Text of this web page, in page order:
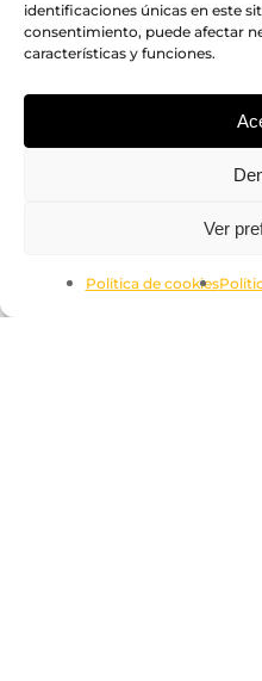
identificaciones únicas en este
consentimiento, puede afectar
características y funciones.
Ver
Política de cookies